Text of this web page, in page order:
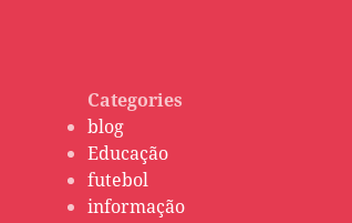
Categories
blog
Educação
futebol
informação